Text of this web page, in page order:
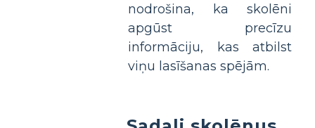
nodrošina, ka skolēni
apgūst precīzu
informāciju, kas atbilst
viņu lasīšanas spējām.